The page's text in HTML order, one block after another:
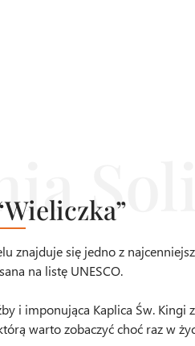
znajduje się jedno z
na listę UNESCO.
i imponująca Kaplica Św. Kingi
warto zobaczyć choć raz w